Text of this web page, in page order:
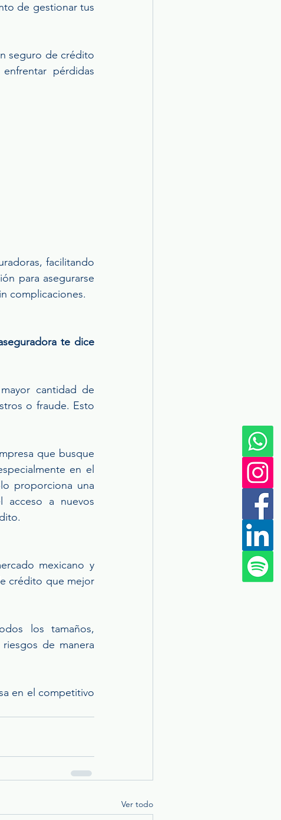
de gestionar tus
seguro de crédito
pérdidas
facilitando
para asegurarse
complicaciones.
te dice
cantidad de
o fraude. Esto
que busque
en el
proporciona una
acceso a nuevos
mexicano y
crédito que mejor
los tamaños,
de manera
en el competitivo
Ver todo